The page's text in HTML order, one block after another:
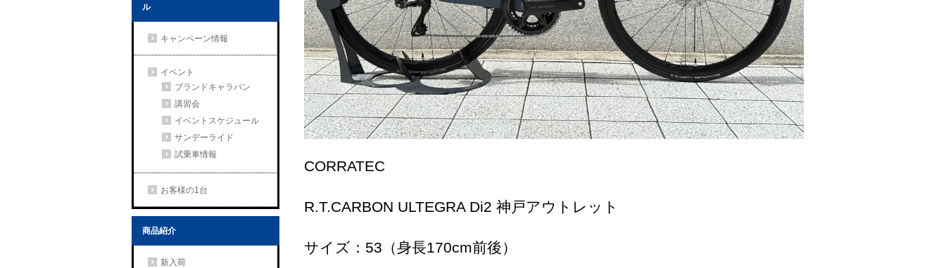
ル
キャンペーン情報
イベント
ブランドキャラバン
講習会
イベントスケジュール
サンデーライド
試乗車情報
お客様の1台
商品紹介
新入荷
CORRATEC
R.T.CARBON ULTEGRA Di2 神戸アウトレット
サイズ：53（身長170cm前後）